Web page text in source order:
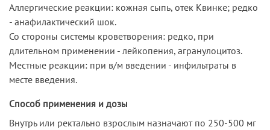
Аллергические реакции: кожная сыпь, отек Квинке; редко
- анафилактический шок.
Со стороны системы кроветворения: редко, при
длительном применении - лейкопения, агранулоцитоз.
Местные реакции: при в/м введении - инфильтраты в
месте введения.
Способ применения и дозы
Внутрь или ректально взрослым назначают по 250-500 мг